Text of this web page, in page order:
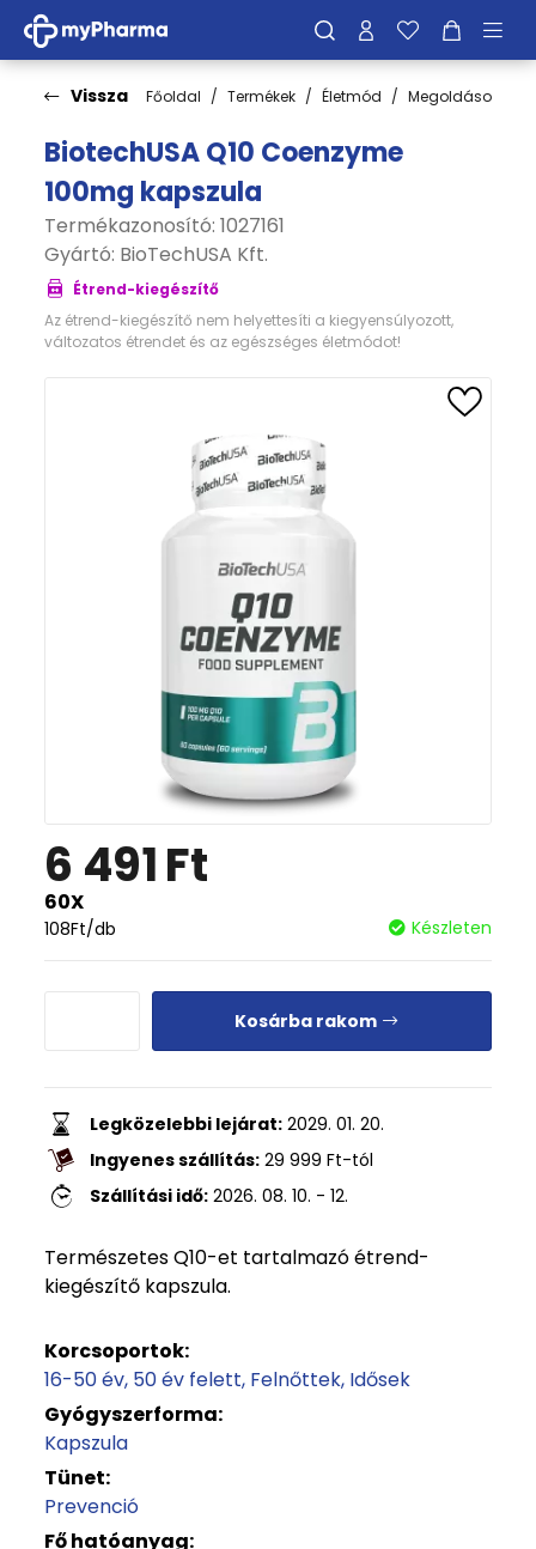
Vissza Főoldal Termékek Életmód Megoldások
BiotechUSA Q10 Coenzyme
100mg kapszula
Termékazonosító: 1027161
Gyártó: BioTechUSA Kft.
Étrend-kiegészítő
Az étrend-kiegészítő nem helyettesíti a kiegyensúlyozott,
változatos étrendet és az egészséges életmódot!
6 491Ft
60X
108Ft/db Készleten
Kosárba rakom
Legközelebbi lejárat: 2029. 01. 20.
Ingyenes szállítás: 29 999 Ft-tól
Szállítási idő: 2026. 08. 10. - 12.
Természetes Q10-et tartalmazó étrend-
kiegészítő kapszula.
Korcsoportok:
16-50 év 50 év felett Felnőttek Idősek
Gyógyszerforma:
Kapszula
Tünet:
Prevenció
Fő hatóanyag: